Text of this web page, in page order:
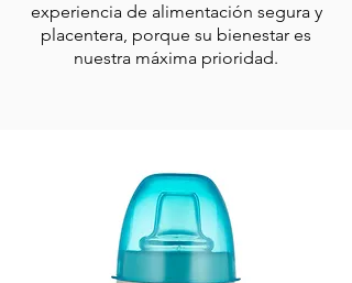
experiencia de alimentación segura y
placentera, porque su bienestar es
nuestra máxima prioridad.